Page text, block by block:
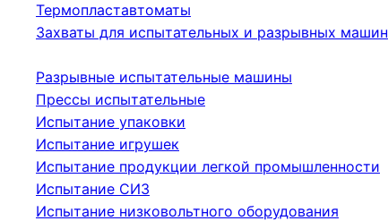
Термопластавтоматы
Захваты для испытательных и разрывных машин
Разрывные испытательные машины
Прессы испытательные
Испытание упаковки
Испытание игрушек
Испытание продукции легкой промышленности
Испытание СИЗ
Испытание низковольтного оборудования